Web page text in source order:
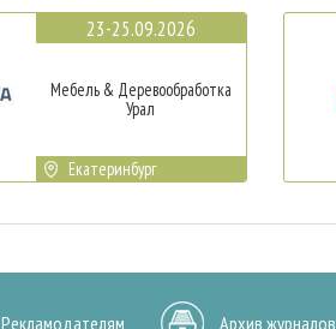
23-25.09.2026
Мебель & Деревообработка
Урал
Екатеринбург
Рекламодателям Архив журналов